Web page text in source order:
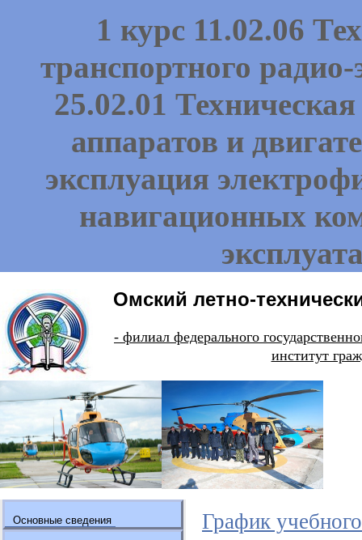
1 курс 11.02.06
транспортного
25.02.01
аппаратов и
эксплуация
навигационных
Омский летно-
- филиал федерального
институт
Основные сведения График